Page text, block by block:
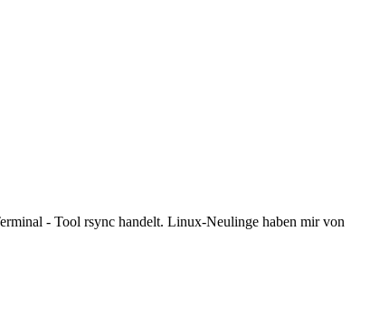
- Tool rsync handelt. Linux-Neulinge haben mir von